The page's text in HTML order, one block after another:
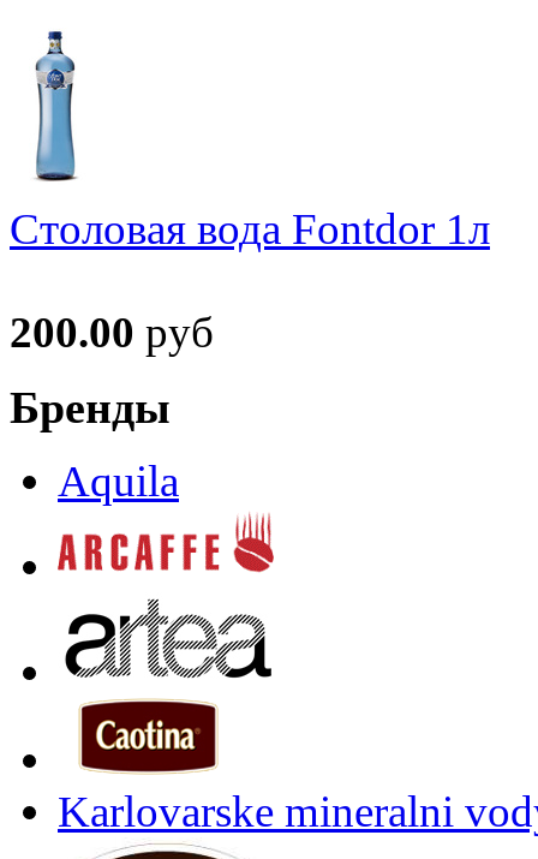
Столовая вода Fontdor 1л
200.00 руб
Бренды
Aquila
Karlovarske mineralni